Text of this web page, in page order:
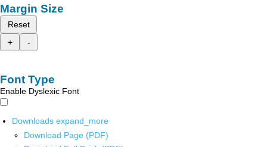
Margin Size
Reset
+
-
Font Type
Enable Dyslexic Font
Downloads expand_more
Download Page (PDF)